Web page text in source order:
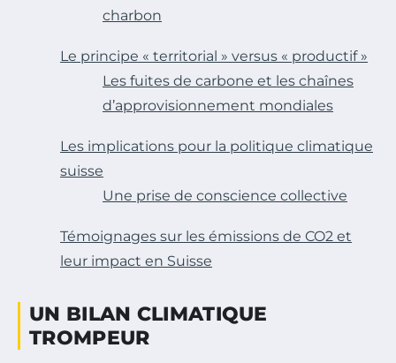
charbon
Le principe « territorial » versus « productif »
Les fuites de carbone et les chaînes
d’approvisionnement mondiales
Les implications pour la politique climatique
suisse
Une prise de conscience collective
Témoignages sur les émissions de CO2 et
leur impact en Suisse
UN BILAN CLIMATIQUE
TROMPEUR